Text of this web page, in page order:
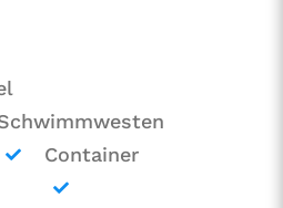
Container